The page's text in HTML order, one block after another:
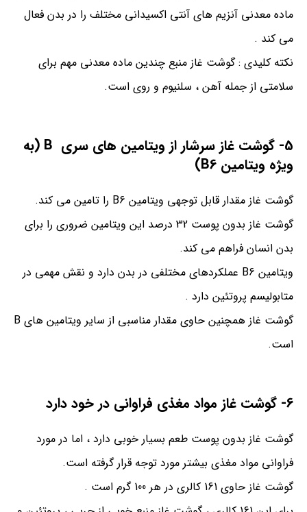
ماده معدنی آنزیم های آنتی اکسیدانی مختلف را در بدن فعال
می کند .
نکته کلیدی : گوشت غاز منبع چندین ماده معدنی مهم برای
سلامتی از جمله آهن ، سلنیوم و روی است.
5- گوشت غاز سرشار از ویتامین های سری B (به
ویژه ویتامین B6)
گوشت غاز مقدار قابل توجهی ویتامین B6 را تامین می کند.
گوشت غاز بدون پوست 32 درصد این ویتامین ضروری را برای
بدن انسان فراهم می کند.
ویتامین B6 عملکردهای مختلفی در بدن دارد و نقش مهمی در
متابولیسم پروتئین دارد .
گوشت غاز همچنین حاوی مقدار مناسبی از سایر ویتامین های B
است.
6- گوشت غاز مواد مغذی فراوانی در خود دارد
گوشت غاز بدون پوست طعم بسیار خوبی دارد ، اما در مورد
فراوانی مواد مغذی بیشتر مورد توجه قرار گرفته است.
گوشت غاز حاوی 161 کالری در هر 100 گرم است .